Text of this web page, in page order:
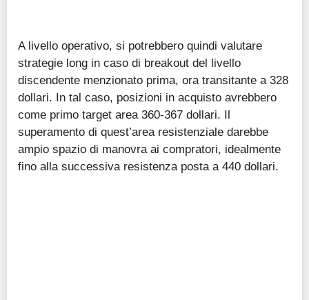
A livello operativo, si potrebbero quindi valutare
strategie long in caso di breakout del livello
discendente menzionato prima, ora transitante a 328
dollari. In tal caso, posizioni in acquisto avrebbero
come primo target area 360-367 dollari. Il
superamento di quest’area resistenziale darebbe
ampio spazio di manovra ai compratori, idealmente
fino alla successiva resistenza posta a 440 dollari.